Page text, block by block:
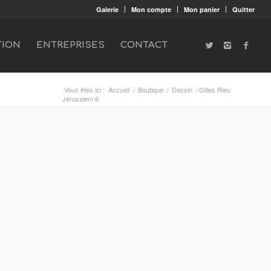
Galerie Mon compte Mon panier Quitter
ENTREPRISES CONTACT
Vous êtes ici : Accueil / Boutique / Dessin /Gilles Rieu
Jérusalem 6